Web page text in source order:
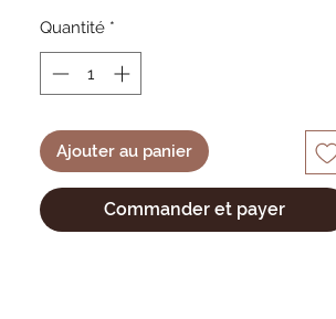
Lavage à 30° et séchage à l'air libre
ATTENTION:
premier signe de détérioration ou de
danger pour l'enfant.
Toutes nos créations sont réalisée à la
Quantité *
Ajouter au panier
Commander et payer